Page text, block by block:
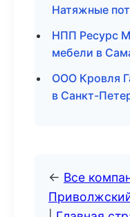
Натяжные
НПП Ресурс
мебели в
ООО Кровля
в Санкт-
← Все